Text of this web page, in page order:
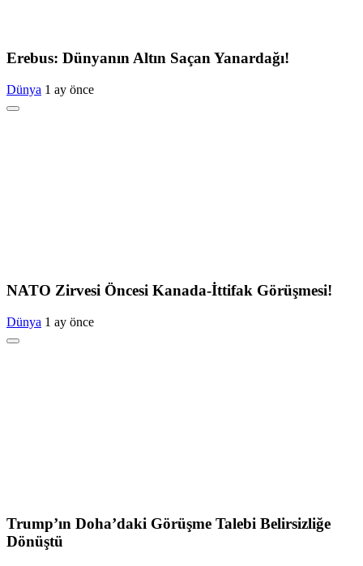
Erebus: Dünyanın Altın Saçan Yanardağı!
Dünya 1 ay önce
NATO Zirvesi Öncesi Kanada-İttifak Görüşmesi!
Dünya 1 ay önce
Trump’ın Doha’daki Görüşme Talebi Belirsizliğe
Dönüştü